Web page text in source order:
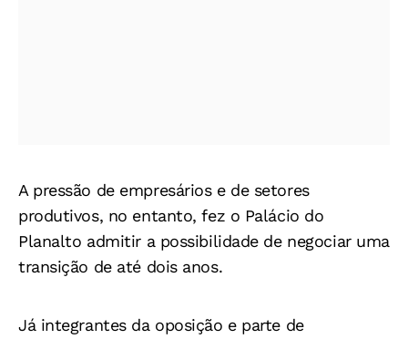
A pressão de empresários e de setores
produtivos, no entanto, fez o Palácio do
Planalto admitir a possibilidade de negociar uma
transição de até dois anos.
Já integrantes da oposição e parte de